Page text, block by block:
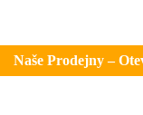
Naše Prodejny –